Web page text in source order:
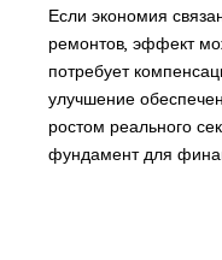
Если экономия
ремонтов, эффект
потребует
улучшение
ростом реального
фундамент для